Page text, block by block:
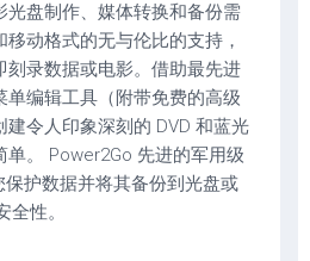
光盘制作、媒体转换和备份需
动格式的无与伦比的支持，
刻录数据或电影。借助最先进
单编辑工具（附带免费的高级
令人印象深刻的 DVD 和蓝光
。 Power2Go 先进的军用级
护数据并将其备份到光盘或
全性。